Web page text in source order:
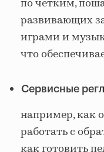
по четким,
развивающих
играми и
что
Сервисные
например, как
работать с
как готовить